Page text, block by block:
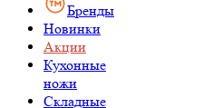
Бренды
Новинки
Акции
Кухонные
ножи
Складные